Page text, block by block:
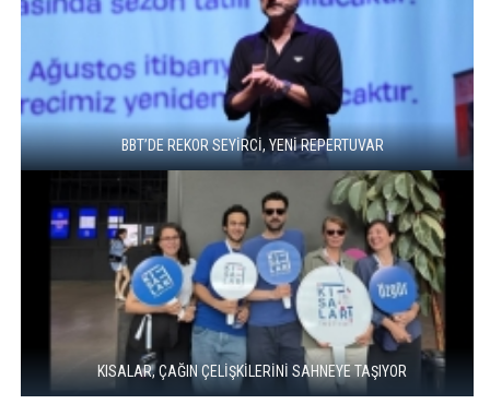
BBT’DE REKOR SEYİRCİ, YENİ REPERTUVAR
KISALAR, ÇAĞIN ÇELİŞKİLERİNİ SAHNEYE TAŞIYOR